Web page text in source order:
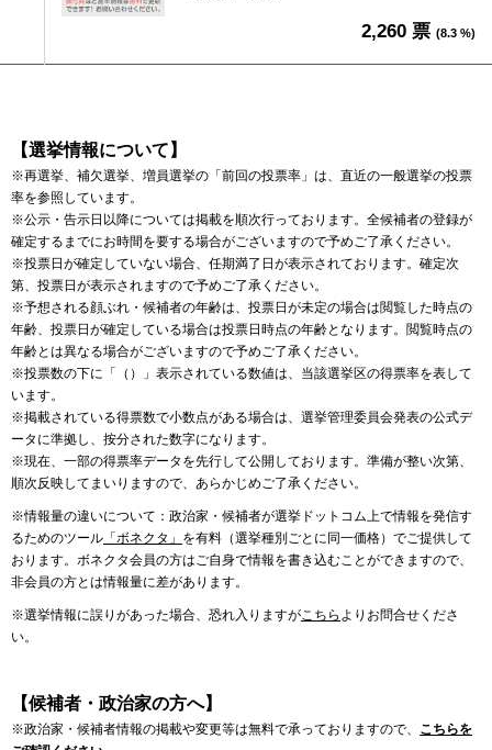
2,260 票 (8.3 %)
【選挙情報について】
※再選挙、補欠選挙、増員選挙の「前回の投票率」は、直近の一般選挙の投票
率を参照しています。
※公示・告示日以降については掲載を順次行っております。全候補者の登録が
確定するまでにお時間を要する場合がございますので予めご了承ください。
※投票日が確定していない場合、任期満了日が表示されております。確定次
第、投票日が表示されますので予めご了承ください。
※予想される顔ぶれ・候補者の年齢は、投票日が未定の場合は閲覧した時点の
年齢、投票日が確定している場合は投票日時点の年齢となります。閲覧時点の
年齢とは異なる場合がございますので予めご了承ください。
※投票数の下に「（）」表示されている数値は、当該選挙区の得票率を表して
います。
※掲載されている得票数で小数点がある場合は、選挙管理委員会発表の公式デ
ータに準拠し、按分された数字になります。
※現在、一部の得票率データを先行して公開しております。準備が整い次第、
順次反映してまいりますので、あらかじめご了承ください。
※情報量の違いについて：政治家・候補者が選挙ドットコム上で情報を発信す
るためのツール 「ボネクタ」 を有料（選挙種別ごとに同一価格）でご提供して
おります。ボネクタ会員の方はご自身で情報を書き込むことができますので、
非会員の方とは情報量に差があります。
※選挙情報に誤りがあった場合、恐れ入りますがこちら よりお問合せくださ
い。
【候補者・政治家の方へ】
※政治家・候補者情報の掲載や変更等は無料で承っておりますので、 こちらを